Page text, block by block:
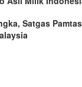
Satgas